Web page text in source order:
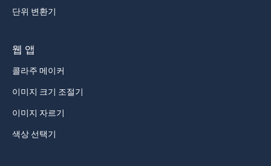
단위 변환기
웹 앱
콜라주 메이커
이미지 크기 조절기
이미지 자르기
색상 선택기